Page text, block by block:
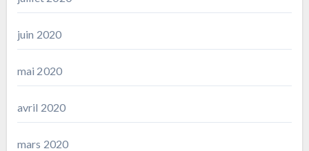
juin 2020
mai 2020
avril 2020
mars 2020